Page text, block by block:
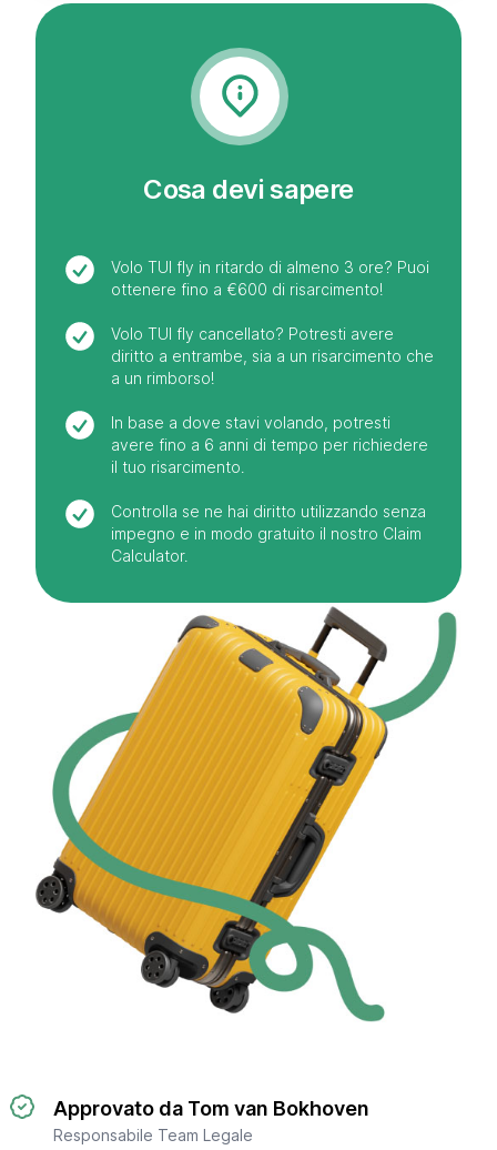
Cosa devi sapere
Volo TUI fly in ritardo di almeno 3 ore? Puoi
ottenere fino a €600 di risarcimento!
Volo TUI fly cancellato? Potresti avere
diritto a entrambe, sia a un risarcimento che
a un rimborso!
In base a dove stavi volando, potresti
avere fino a 6 anni di tempo per richiedere
il tuo risarcimento.
Controlla se ne hai diritto utilizzando senza
impegno e in modo gratuito il nostro Claim
Calculator.
Approvato da Tom van Bokhoven
Responsabile Team Legale